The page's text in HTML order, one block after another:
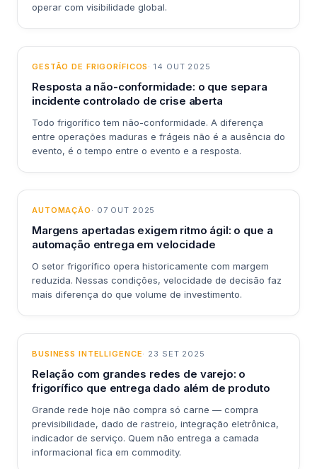
operar com visibilidade global.
GESTÃO DE FRIGORÍFICOS · 14 OUT 2025
Resposta a não-conformidade: o que separa
incidente controlado de crise aberta
Todo frigorífico tem não-conformidade. A diferença
entre operações maduras e frágeis não é a ausência do
evento, é o tempo entre o evento e a resposta.
AUTOMAÇÃO · 07 OUT 2025
Margens apertadas exigem ritmo ágil: o que a
automação entrega em velocidade
O setor frigorífico opera historicamente com margem
reduzida. Nessas condições, velocidade de decisão faz
mais diferença do que volume de investimento.
BUSINESS INTELLIGENCE· 23 SET 2025
Relação com grandes redes de varejo: o
frigorífico que entrega dado além de produto
Grande rede hoje não compra só carne — compra
previsibilidade, dado de rastreio, integração eletrônica,
indicador de serviço. Quem não entrega a camada
informacional fica em commodity.